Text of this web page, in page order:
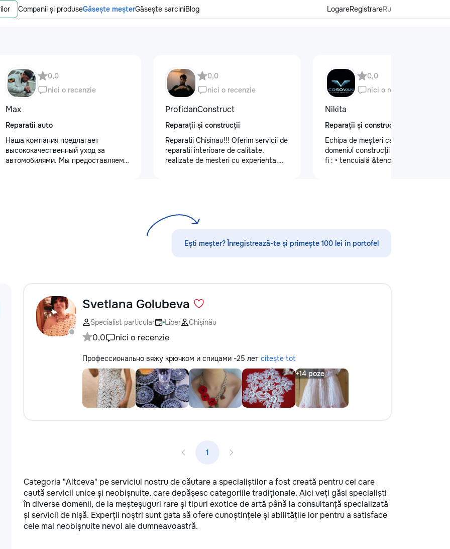
Companii și produseGăsește meșterGăsește sarciniBlog LogareRegistrareRu
0,0
nici o recenzie
Max
Reparatii auto
Наша компания предлагает
высококачественный уход за
автомобилями. Мы предоставляем
законодательством и химчистку
салона. Услуги по полировке хрома
и антихрому придают автомобилю
стиль, а защитная пленка на фары
защищает от повреждений. Мы
придерживаемся высоких
используя передовые технологии.
Доверьте нам заботу о вашем
автомобиле, и он будет радовать
0,0
nici o recenzie
ProfidanConstruct
Reparații și construcții
Reparatii Chisinau!!! Oferim servicii de
reparatii interioare de calitate,
realizate de mesteri cu experienta.
0,0
nici o recenzie
Nikita
Reparații și construcții
Echipa de meșteri calificați în
domeniul construcții și finisaje cum ar
fi : • tencuială &tencuială mecanizată
Ești meșter? Înregistrează-te și primește 100 lei în portofel
Svetlana Golubeva
Specialist particular Liber Chișinău
0,0 nici o recenzie
Профессионально вяжу крючком и спицами -25 лет citește tot
1
Categoria "Altceva" pe serviciul nostru de căutare a specialiștilor a fost creată pentru cei care
caută servicii unice și neobișnuite, care depășesc categoriile tradiționale. Aici veți găsi specialiști
în diverse domenii, de la meșteșuguri rare și tipuri exotice de artă până la consultanță specializată
și servicii de nișă. Experții noștri sunt gata să ofere cunoștințele și abilitățile lor pentru a satisface
cele mai neobișnuite nevoi ale dumneavoastră.